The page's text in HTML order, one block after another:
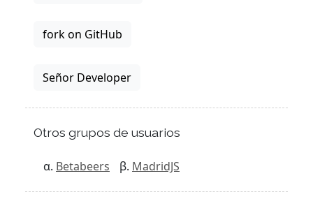
fork on GitHub
Señor Developer
Otros grupos de usuarios
Betabeers MadridJS